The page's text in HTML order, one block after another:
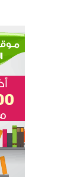
اختتام الدورة